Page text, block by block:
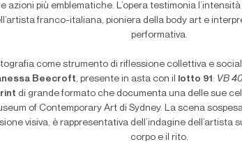
azioni più emblematiche. L’opera testimonia
franco-italiana, pioniera della body art e
performativa.
come strumento di riflessione collettiva e
Beecroft, presente in asta con il lotto 91 : VB
di grande formato che documenta una delle sue
of Contemporary Art di Sydney. La scena
visiva, è rappresentativa dell’indagine dell’artista
corpo e il rito.